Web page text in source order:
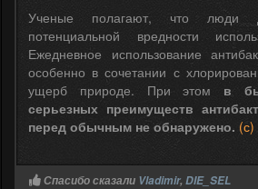
Ученые полагают, что люди
потенциальной вредности
Ежедневное использование
особенно в сочетании с
ущерб природе. При этом в
серьезных преимуществ
перед обычным не обнаружено. (с)
Спасибо сказали Vladimir, DIE_SEL